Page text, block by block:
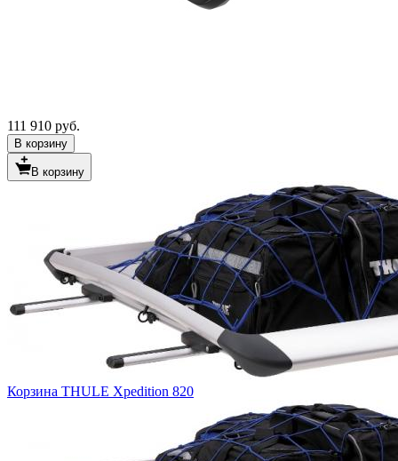
111 910 руб.
В корзину
В корзину
Корзина THULE Xpedition 820